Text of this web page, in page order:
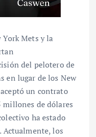
Mets y la
del pelotero de
en lugar de los New
aceptó un contrato
de dólares
ha estado
Actualmente, los